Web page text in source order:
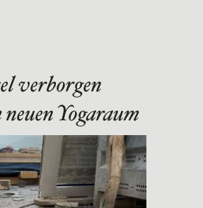
verborgen
Yogaraum